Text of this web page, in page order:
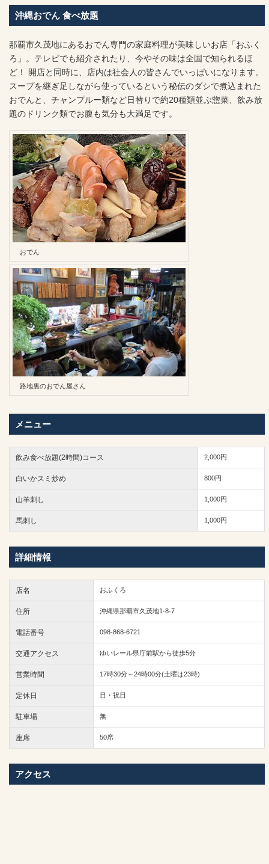
沖縄おでん 食べ放題
那覇市久茂地にあるおでん専門の家庭料理が美味しいお店「おふく
ろ」。テレビでも紹介されたり、今やその味は全国で知られるほ
ど！ 開店と同時に、店内は社会人の皆さんでいっぱいになります。
スープを継ぎ足しながら使っているという秘伝のダシで煮込まれた
おでんと、チャンプルー類など日替りで約20種類並ぶ惣菜、飲み放
題のドリンク類でお腹も気分も大満足です。
おでん
路地裏のおでん屋さん
メニュー
飲み食べ放題(2時間)コース 2,000円
白いかスミ炒め 800円
山羊刺し 1,000円
馬刺し 1,000円
詳細情報
店名 おふくろ
住所 沖縄県那覇市久茂地1-8-7
電話番号 098-868-6721
交通アクセス ゆいレール県庁前駅から徒歩5分
営業時間 17時30分～24時00分(土曜は23時)
定休日 日・祝日
駐車場 無
座席 50席
アクセス